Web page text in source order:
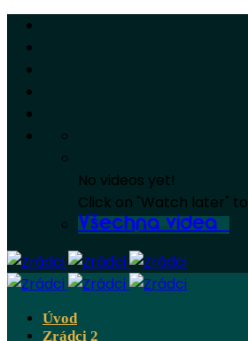
No videos yet!
Click on "Watch later"
Všechna videa
Úvod
Zrádci 2